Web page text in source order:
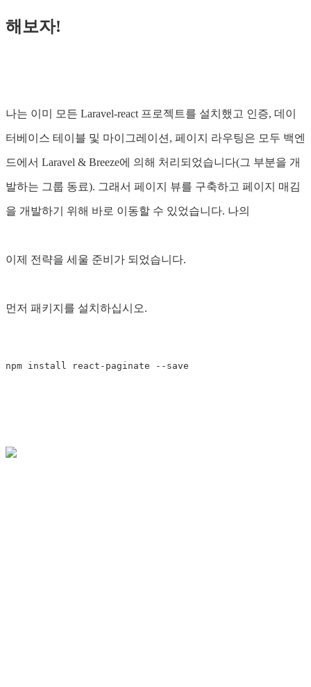
해보자!
나는 이미 모든 Laravel-react 프로젝트를 설치했고 인증, 데이
터베이스 테이블 및 마이그레이션, 페이지 라우팅은 모두 백엔
드에서 Laravel & Breeze에 의해 처리되었습니다(그 부분을 개
발하는 그룹 동료). 그래서 페이지 뷰를 구축하고 페이지 매김
을 개발하기 위해 바로 이동할 수 있었습니다. 나의
이제 전략을 세울 준비가 되었습니다.
먼저 패키지를 설치하십시오.
npm install react - paginate -- save